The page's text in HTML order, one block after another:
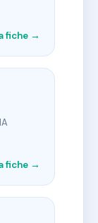
fiche →
fiche →